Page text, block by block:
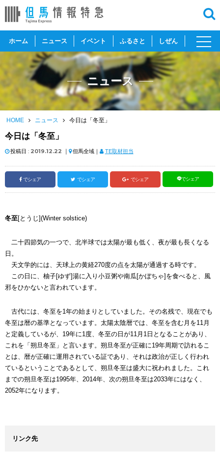
ホーム ニュース イベント ふるさと しぜん
toggle
ニュース
HOME ニュース 今日は「冬至」
今日は「冬至」
投稿日 : 2019.12.22 ｜ 但馬全域｜ TE取材担当
でシェア でシェア でシェア でシェア
冬至[とうじ](Winter solstice)
二十四節気の一つで、北半球では太陽が最も低く、夜が最も長くなる
日。
天文学的には、天球上の黄経270度の点を太陽が通過する時です。
この日に、柚子[ゆず]湯に入り小豆粥や南瓜[かぼちゃ]を食べると、風
邪をひかないと言われています。
古代には、冬至を1年の始まりとしていました。その名残で、現在でも
冬至は暦の基準となっています。太陽太陰暦では、冬至を含む月を11月
と定義しているが、19年に1度、冬至の日が11月1日となることがあり、
これを「朔旦冬至」と言います。朔旦冬至が正確に19年周期で訪れるこ
とは、暦が正確に運用されている証であり、それは政治が正しく行われ
ているということであるとして、朔旦冬至は盛大に祝われました。これ
までの朔旦冬至は1995年、2014年、次の朔旦冬至は2033年にはなく、
2052年になります。
リンク先